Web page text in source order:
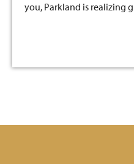
you, Parkland is